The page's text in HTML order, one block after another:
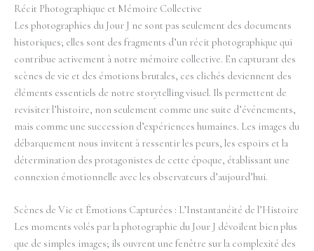
Récit Photographique et Mémoire Collective
Les photographies du Jour J ne sont pas seulement des documents
historiques; elles sont des fragments d’un récit photographique qui
contribue activement à notre mémoire collective. En capturant des
scènes de vie et des émotions brutales, ces clichés deviennent des
éléments essentiels de notre storytelling visuel. Ils permettent de
revisiter l’histoire, non seulement comme une suite d’événements,
mais comme une succession d’expériences humaines. Les images du
débarquement nous invitent à ressentir les peurs, les espoirs et la
détermination des protagonistes de cette époque, établissant une
connexion émotionnelle avec les observateurs d’aujourd’hui.
Scènes de Vie et Émotions Capturées : L’Instantanéité de l’Histoire
Les moments volés par la photographie du Jour J dévoilent bien plus
que de simples images; ils ouvrent une fenêtre sur la complexité des